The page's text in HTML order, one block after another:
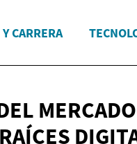
CARRERA
RAÍCES